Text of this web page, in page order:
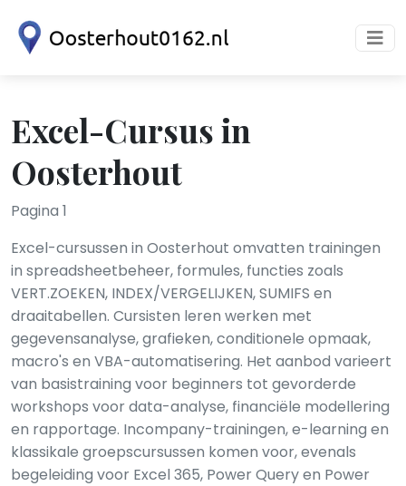
Excel-Cursus in
Oosterhout
Pagina 1
Excel-cursussen in Oosterhout omvatten trainingen
in spreadsheetbeheer, formules, functies zoals
VERT.ZOEKEN, INDEX/VERGELIJKEN, SUMIFS en
draaitabellen. Cursisten leren werken met
gegevensanalyse, grafieken, conditionele opmaak,
macro's en VBA-automatisering. Het aanbod varieert
van basistraining voor beginners tot gevorderde
workshops voor data-analyse, financiële modellering
en rapportage. Incompany-trainingen, e-learning en
klassikale groepscursussen komen voor, evenals
begeleiding voor Excel 365, Power Query en Power